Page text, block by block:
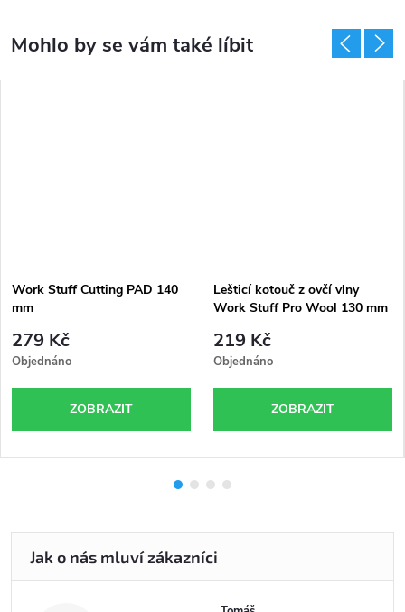
Work Stuff Cutting PAD 140
mm
279 Kč
Objednáno
ZOBRAZIT
Lešticí kotouč z ovčí vlny
Work Stuff Pro Wool 130 mm
219 Kč
Objednáno
ZOBRAZIT